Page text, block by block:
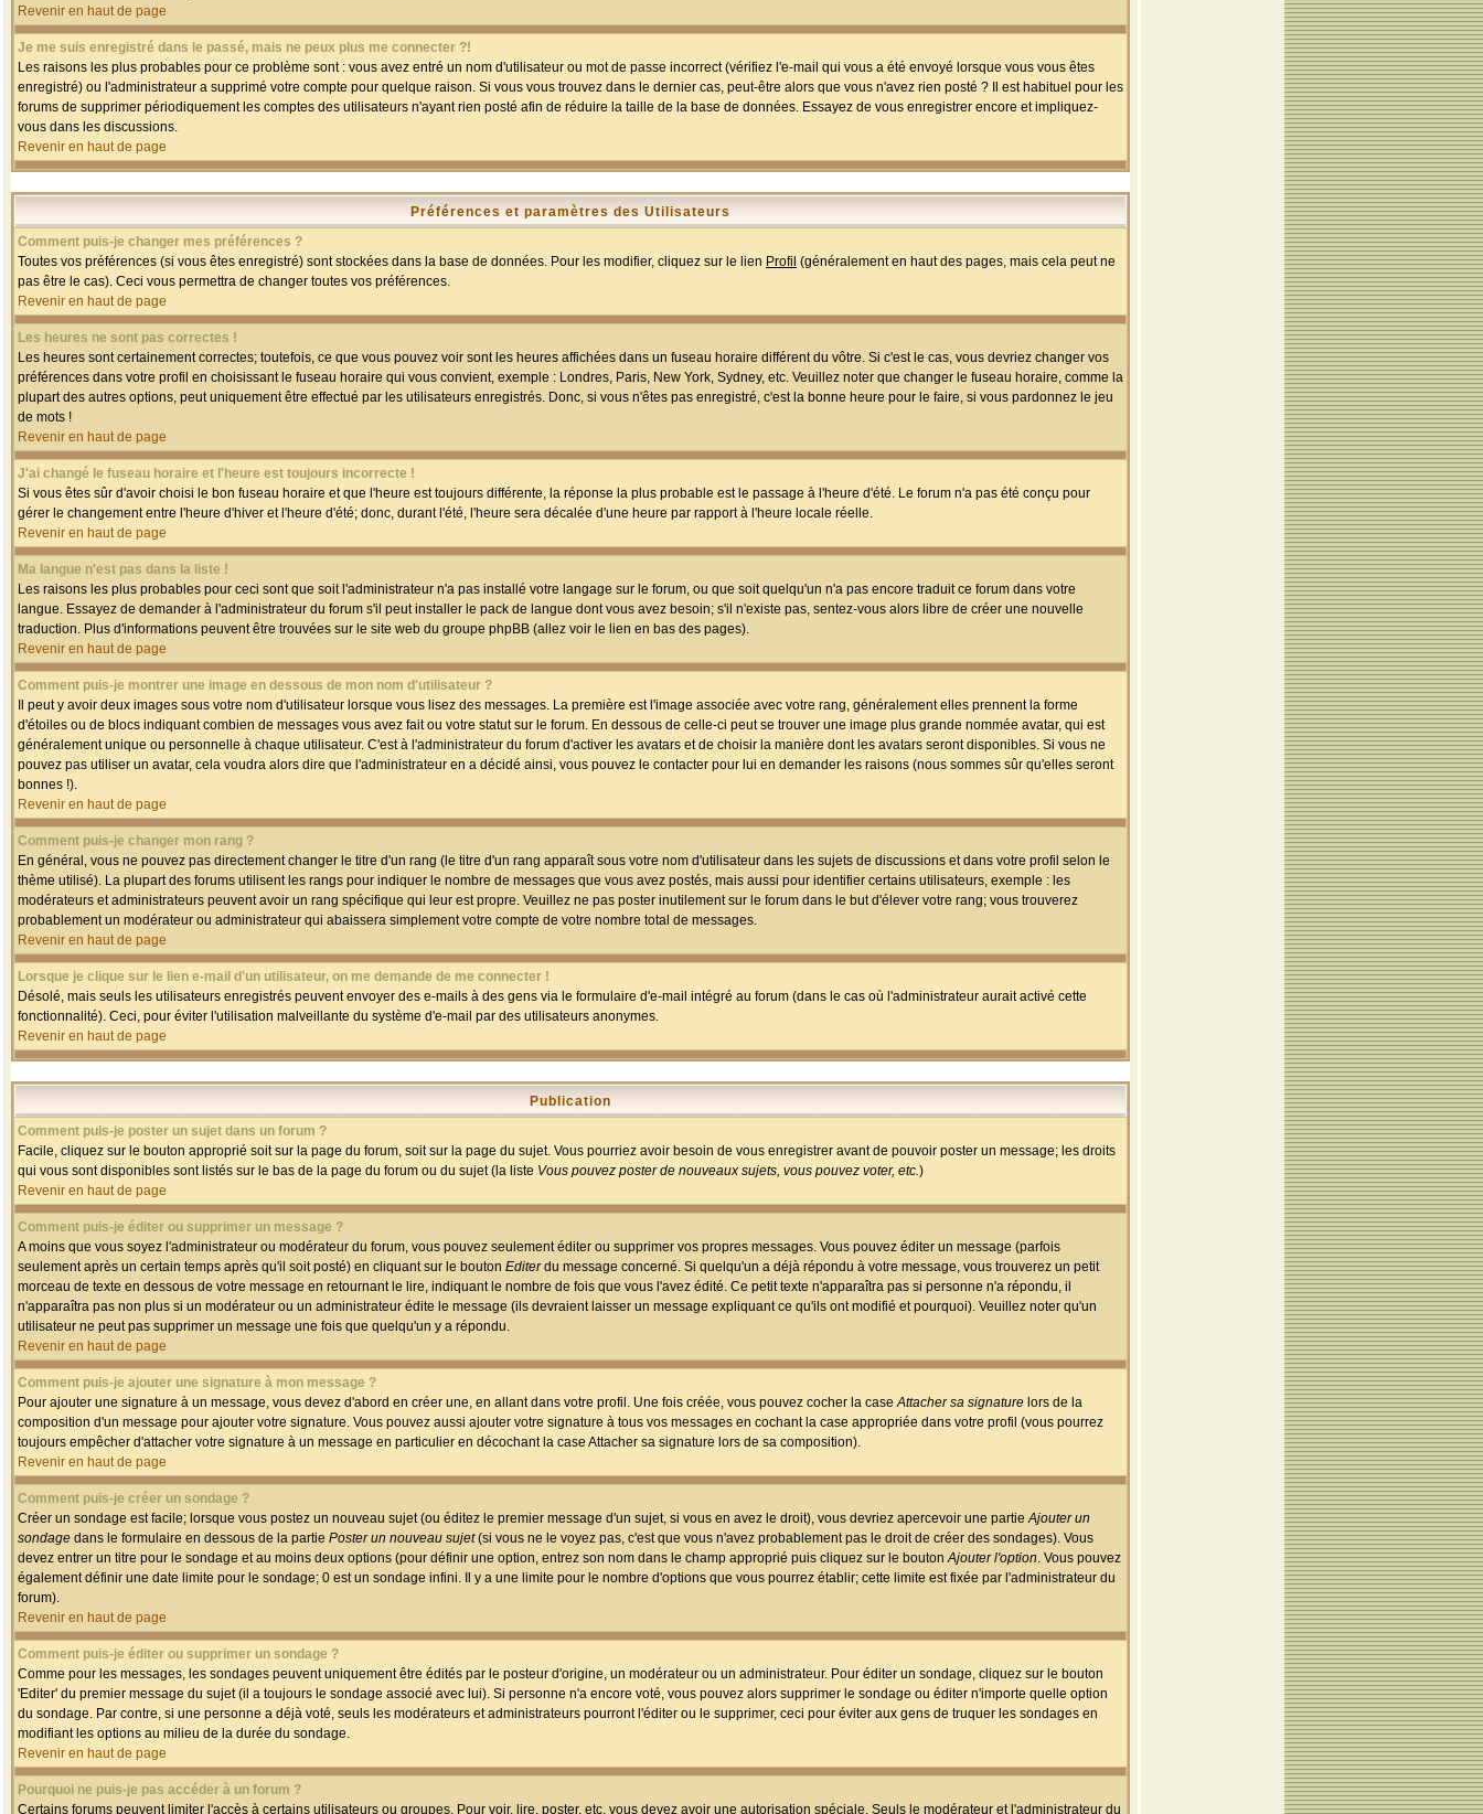
Revenir en haut de page
Je me suis enregistré dans le passé, mais ne peux plus me connecter ?!
Les raisons les plus probables pour ce problème sont : vous avez entré un nom d'utilisateur ou mot de passe incorrect (vérifiez l'e-mail qui vous a été envoyé lorsque vous vous êtes
enregistré) ou l'administrateur a supprimé votre compte pour quelque raison. Si vous vous trouvez dans le dernier cas, peut-être alors que vous n'avez rien posté ? Il est habituel pour les
forums de supprimer périodiquement les comptes des utilisateurs n'ayant rien posté afin de réduire la taille de la base de données. Essayez de vous enregistrer encore et impliquez-
vous dans les discussions.
Revenir en haut de page
Préférences et paramètres des Utilisateurs
Comment puis-je changer mes préférences ?
Toutes vos préférences (si vous êtes enregistré) sont stockées dans la base de données. Pour les modifier, cliquez sur le lien Profil (généralement en haut des pages, mais cela peut ne
pas être le cas). Ceci vous permettra de changer toutes vos préférences.
Revenir en haut de page
Les heures ne sont pas correctes !
Les heures sont certainement correctes; toutefois, ce que vous pouvez voir sont les heures affichées dans un fuseau horaire différent du vôtre. Si c'est le cas, vous devriez changer vos
préférences dans votre profil en choisissant le fuseau horaire qui vous convient, exemple : Londres, Paris, New York, Sydney, etc. Veuillez noter que changer le fuseau horaire, comme la
plupart des autres options, peut uniquement être effectué par les utilisateurs enregistrés. Donc, si vous n'êtes pas enregistré, c'est la bonne heure pour le faire, si vous pardonnez le jeu
de mots !
Revenir en haut de page
J'ai changé le fuseau horaire et l'heure est toujours incorrecte !
Si vous êtes sûr d'avoir choisi le bon fuseau horaire et que l'heure est toujours différente, la réponse la plus probable est le passage à l'heure d'été. Le forum n'a pas été conçu pour
gérer le changement entre l'heure d'hiver et l'heure d'été; donc, durant l'été, l'heure sera décalée d'une heure par rapport à l'heure locale réelle.
Revenir en haut de page
Ma langue n'est pas dans la liste !
Les raisons les plus probables pour ceci sont que soit l'administrateur n'a pas installé votre langage sur le forum, ou que soit quelqu'un n'a pas encore traduit ce forum dans votre
langue. Essayez de demander à l'administrateur du forum s'il peut installer le pack de langue dont vous avez besoin; s'il n'existe pas, sentez-vous alors libre de créer une nouvelle
traduction. Plus d'informations peuvent être trouvées sur le site web du groupe phpBB (allez voir le lien en bas des pages).
Revenir en haut de page
Comment puis-je montrer une image en dessous de mon nom d'utilisateur ?
Il peut y avoir deux images sous votre nom d'utilisateur lorsque vous lisez des messages. La première est l'image associée avec votre rang, généralement elles prennent la forme
d'étoiles ou de blocs indiquant combien de messages vous avez fait ou votre statut sur le forum. En dessous de celle-ci peut se trouver une image plus grande nommée avatar, qui est
généralement unique ou personnelle à chaque utilisateur. C'est à l'administrateur du forum d'activer les avatars et de choisir la manière dont les avatars seront disponibles. Si vous ne
pouvez pas utiliser un avatar, cela voudra alors dire que l'administrateur en a décidé ainsi, vous pouvez le contacter pour lui en demander les raisons (nous sommes sûr qu'elles seront
bonnes !).
Revenir en haut de page
Comment puis-je changer mon rang ?
En général, vous ne pouvez pas directement changer le titre d'un rang (le titre d'un rang apparaît sous votre nom d'utilisateur dans les sujets de discussions et dans votre profil selon le
thème utilisé). La plupart des forums utilisent les rangs pour indiquer le nombre de messages que vous avez postés, mais aussi pour identifier certains utilisateurs, exemple : les
modérateurs et administrateurs peuvent avoir un rang spécifique qui leur est propre. Veuillez ne pas poster inutilement sur le forum dans le but d'élever votre rang; vous trouverez
probablement un modérateur ou administrateur qui abaissera simplement votre compte de votre nombre total de messages.
Revenir en haut de page
Lorsque je clique sur le lien e-mail d'un utilisateur, on me demande de me connecter !
Désolé, mais seuls les utilisateurs enregistrés peuvent envoyer des e-mails à des gens via le formulaire d'e-mail intégré au forum (dans le cas où l'administrateur aurait activé cette
fonctionnalité). Ceci, pour éviter l'utilisation malveillante du système d'e-mail par des utilisateurs anonymes.
Revenir en haut de page
Publication
Comment puis-je poster un sujet dans un forum ?
Facile, cliquez sur le bouton approprié soit sur la page du forum, soit sur la page du sujet. Vous pourriez avoir besoin de vous enregistrer avant de pouvoir poster un message; les droits
qui vous sont disponibles sont listés sur le bas de la page du forum ou du sujet (la liste Vous pouvez poster de nouveaux sujets, vous pouvez voter, etc.)
Revenir en haut de page
Comment puis-je éditer ou supprimer un message ?
A moins que vous soyez l'administrateur ou modérateur du forum, vous pouvez seulement éditer ou supprimer vos propres messages. Vous pouvez éditer un message (parfois
seulement après un certain temps après qu'il soit posté) en cliquant sur le bouton Editerdu message concerné. Si quelqu'un a déjà répondu à votre message, vous trouverez un petit
morceau de texte en dessous de votre message en retournant le lire, indiquant le nombre de fois que vous l'avez édité. Ce petit texte n'apparaîtra pas si personne n'a répondu, il
n'apparaîtra pas non plus si un modérateur ou un administrateur édite le message (ils devraient laisser un message expliquant ce qu'ils ont modifié et pourquoi). Veuillez noter qu'un
utilisateur ne peut pas supprimer un message une fois que quelqu'un y a répondu.
Revenir en haut de page
Comment puis-je ajouter une signature à mon message ?
Pour ajouter une signature à un message, vous devez d'abord en créer une, en allant dans votre profil. Une fois créée, vous pouvez cocher la caseAttacher sa signature lors de la
composition d'un message pour ajouter votre signature. Vous pouvez aussi ajouter votre signature à tous vos messages en cochant la case appropriée dans votre profil (vous pourrez
toujours empêcher d'attacher votre signature à un message en particulier en décochant la case Attacher sa signature lors de sa composition).
Revenir en haut de page
Comment puis-je créer un sondage ?
Créer un sondage est facile; lorsque vous postez un nouveau sujet (ou éditez le premier message d'un sujet, si vous en avez le droit), vous devriez apercevoir une partieAjouter un
sondage dans le formulaire en dessous de la partie Poster un nouveau sujet(si vous ne le voyez pas, c'est que vous n'avez probablement pas le droit de créer des sondages). Vous
devez entrer un titre pour le sondage et au moins deux options (pour définir une option, entrez son nom dans le champ approprié puis cliquez sur le boutonAjouter l'option. Vous pouvez
également définir une date limite pour le sondage; 0 est un sondage infini. Il y a une limite pour le nombre d'options que vous pourrez établir; cette limite est fixée par l'administrateur du
forum).
Revenir en haut de page
Comment puis-je éditer ou supprimer un sondage ?
Comme pour les messages, les sondages peuvent uniquement être édités par le posteur d'origine, un modérateur ou un administrateur. Pour éditer un sondage, cliquez sur le bouton
'Editer' du premier message du sujet (il a toujours le sondage associé avec lui). Si personne n'a encore voté, vous pouvez alors supprimer le sondage ou éditer n'importe quelle option
du sondage. Par contre, si une personne a déjà voté, seuls les modérateurs et administrateurs pourront l'éditer ou le supprimer, ceci pour éviter aux gens de truquer les sondages en
modifiant les options au milieu de la durée du sondage.
Revenir en haut de page
Pourquoi ne puis-je pas accéder à un forum ?
Certains forums peuvent limiter l'accès à certains utilisateurs ou groupes. Pour voir, lire, poster, etc. vous devez avoir une autorisation spéciale. Seuls le modérateur et l'administrateur du